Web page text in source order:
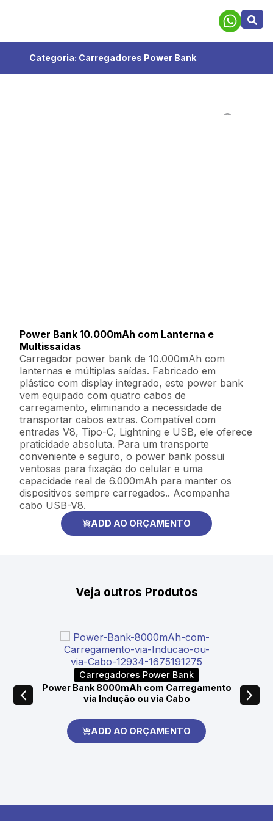
Categoria: Carregadores Power Bank
Power Bank 10.000mAh com Lanterna e
Multissaídas
Carregador power bank de 10.000mAh com
lanternas e múltiplas saídas. Fabricado em
plástico com display integrado, este power bank
vem equipado com quatro cabos de
carregamento, eliminando a necessidade de
transportar cabos extras. Compatível com
entradas V8, Tipo-C, Lightning e USB, ele oferece
praticidade absoluta. Para um transporte
conveniente e seguro, o power bank possui
ventosas para fixação do celular e uma
capacidade real de 6.000mAh para manter os
dispositivos sempre carregados.. Acompanha
cabo USB-V8.
ADD AO ORÇAMENTO
Veja outros Produtos
Carregadores Power Bank
Power Bank 8000mAh com Carregamento
via Indução ou via Cabo
ADD AO ORÇAMENTO